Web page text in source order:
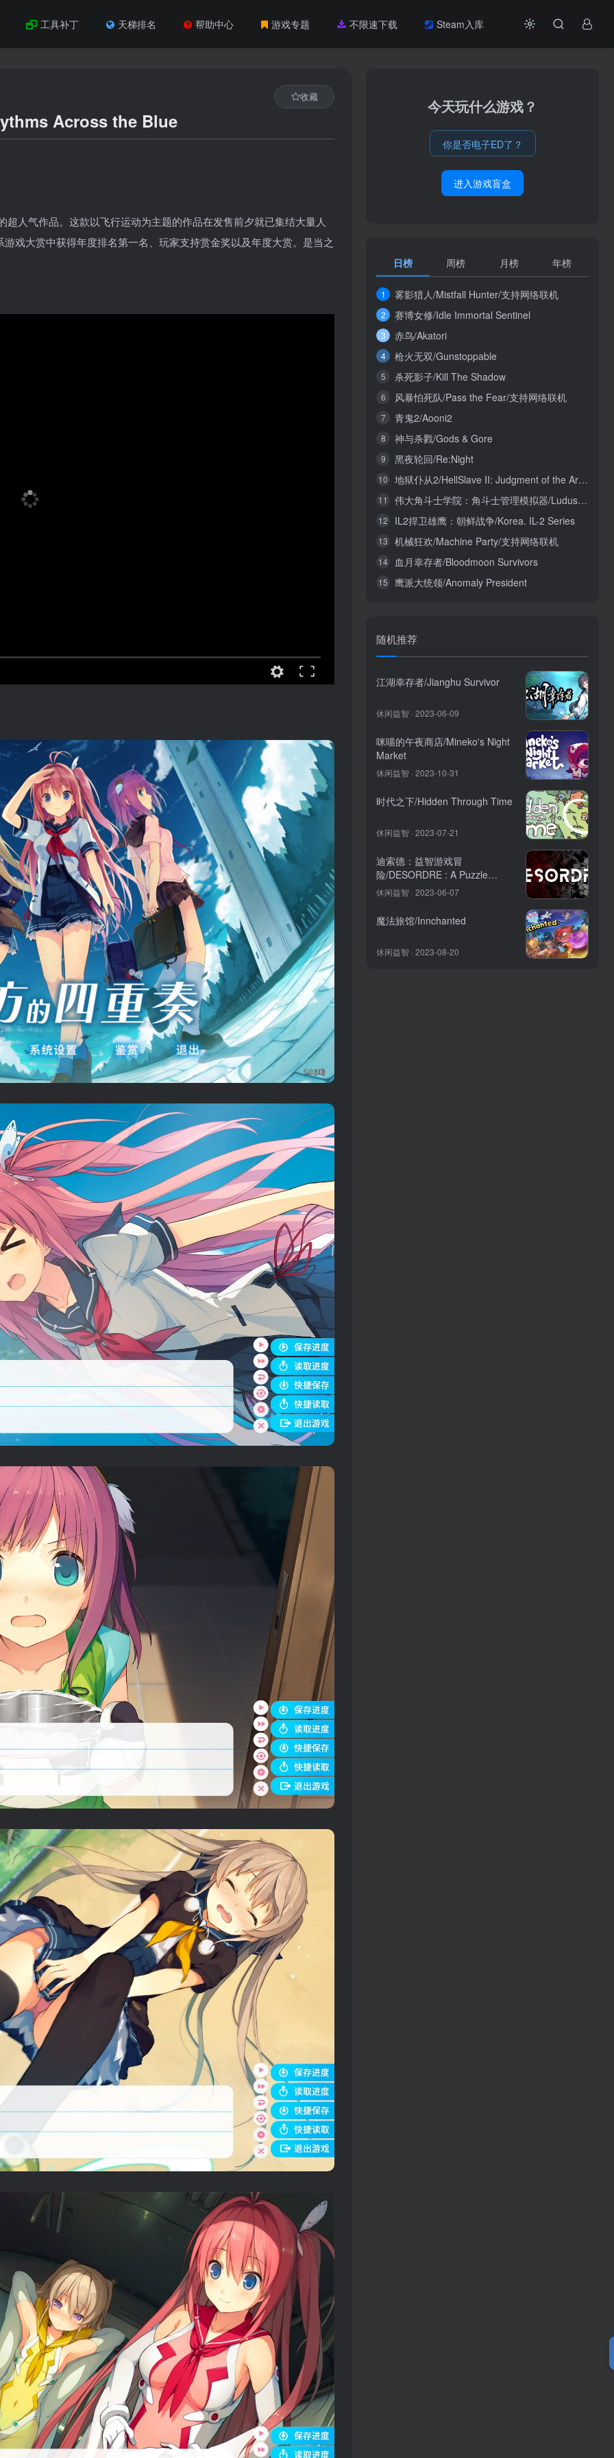
工具补丁 天梯排名 帮助中心 游戏专题 不限速下载 Steam入库
Across the Blue
收藏
人气作品。这款以飞行运动为主题的作品在发售前夕就已集结大量人
戏大赏中获得年度排名第一名、玩家支持赏金奖以及年度大赏。是当之
今天玩什么游戏？
你是否电子ED了？
进入游戏盲盒
日榜 周榜 月榜 年榜
1 雾影猎人/Mistfall Hunter/支持网络联机
2 赛博女修/Idle Immortal Sentinel
3 赤鸟/Akatori
4 枪火无双/Gunstoppable
5 杀死影子/Kill The Shadow
6 风暴怕死队/Pass the Fear/支持网络联机
7 青鬼2/Aooni2
8 神与杀戮/Gods & Gore
9 黑夜轮回/Re:Night
10 地狱仆从2/HellSlave II: Judgment of the Archon
11 伟大角斗士学院：角斗士管理模拟器/Ludus Magnatus: Gladiator Manager Simulator
12 IL2捍卫雄鹰：朝鲜战争/Korea. IL-2 Series
13 机械狂欢/Machine Party/支持网络联机
14 血月幸存者/Bloodmoon Survivors
15 鹰派大统领/Anomaly President
随机推荐
江湖幸存者/Jianghu Survivor
休闲益智 · 2023-06-09
咪喵的午夜商店/Mineko's Night
Market
休闲益智 · 2023-10-31
时代之下/Hidden Through Time
休闲益智 · 2023-07-21
迪索德：益智游戏冒
险/DESORDRE : A Puzzle
Game Adventure
休闲益智 · 2023-06-07
魔法旅馆/Innchanted
休闲益智 · 2023-08-20